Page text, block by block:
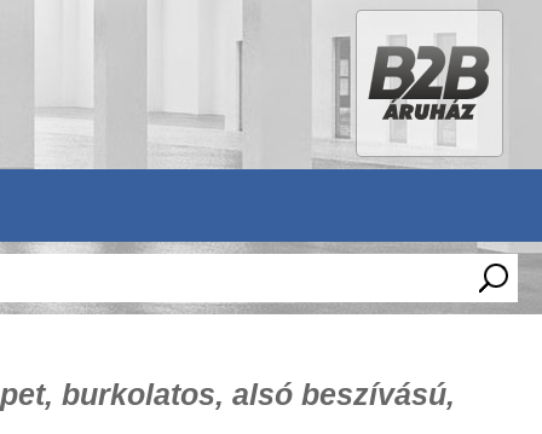
burkolatos, alsó beszívású,